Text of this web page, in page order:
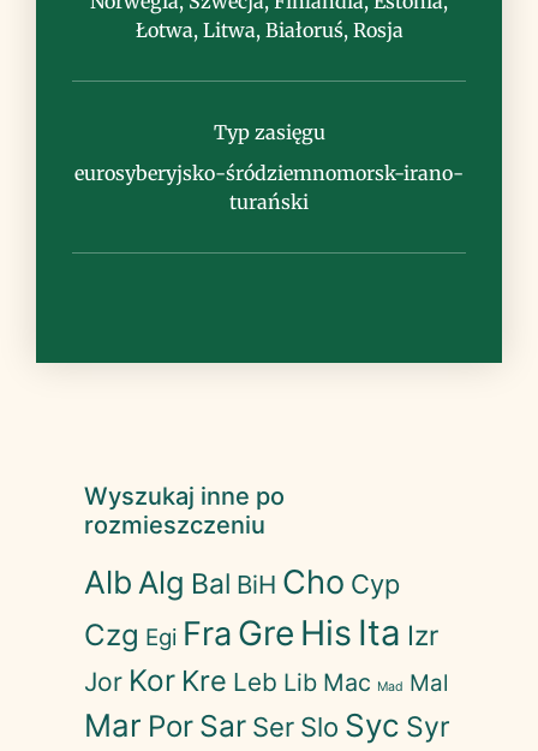
Łotwa, Litwa, Białoruś, Rosja
Typ zasięgu
eurosyberyjsko-śródziemnomorsk-irano-
turański
Wyszukaj inne po
rozmieszczeniu
Alb Alg Bal BiH Cho Cyp
Czg Egi Fra Gre His Ita Izr
Jor Kor Kre Leb Lib Mac Mad Mal
Mar Por Sar Ser Slo Syc Syr